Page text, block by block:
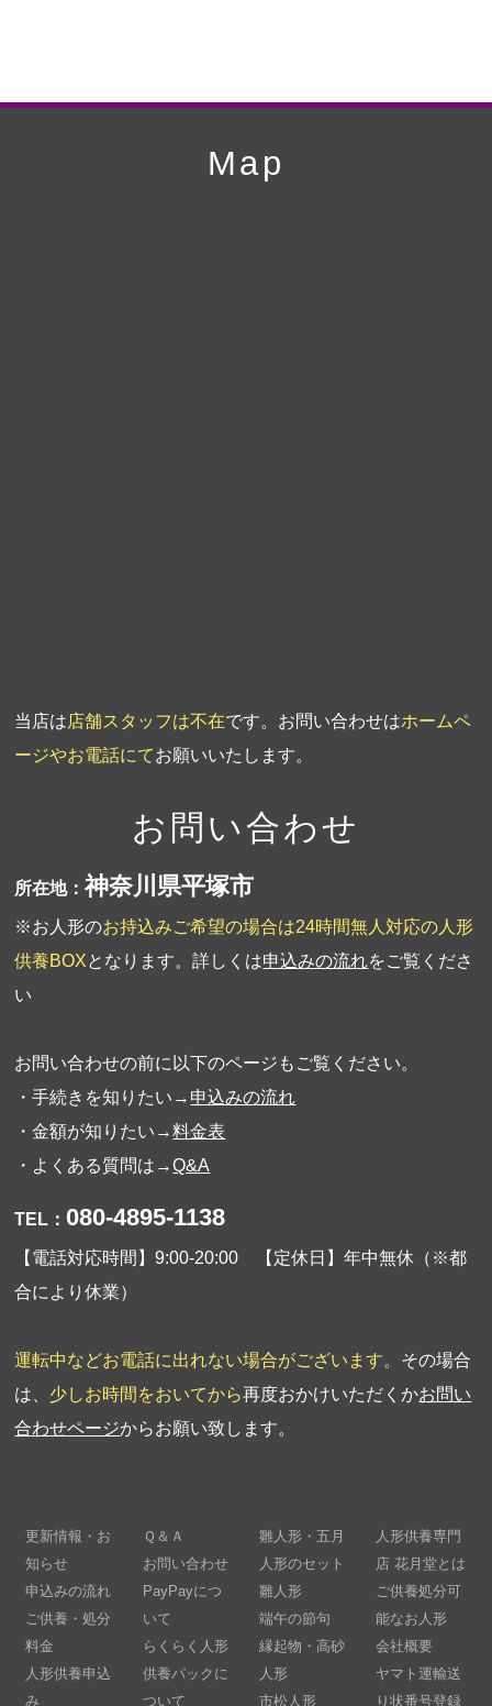
第12回人形供養祭平成22年3月9日
平成21年12月4日
Map
当店は店舗スタッフは不在です。お問い合わせはホームペ
ージやお電話にてお願いいたします。
お問い合わせ
所在地：神奈川県平塚市
※お人形のお持込みご希望の場合は24時間無人対応の人形
供養BOXとなります。詳しくは申込みの流れをご覧くださ
い
お問い合わせの前に以下のページもご覧ください。
・手続きを知りたい→ 申込みの流れ
・金額が知りたい→料金表
・よくある質問は→Q&A
TEL： 080-4895-1138
【電話対応時間】9:00-20:00 【定休日】年中無休（※都
合により休業）
運転中などお電話に出れない場合がございます。 その場合
は、 少しお時間をおいてから再度おかけいただくかお問い
合わせページからお願い致します。
更新情報・お
知らせ
申込みの流れ
ご供養・処分
料金
人形供養申込
み
Ｑ＆Ａ
お問い合わせ
PayPayにつ
いて
らくらく人形
供養パックに
ついて
雛人形・五月
人形のセット
雛人形
端午の節句
縁起物・高砂
人形
市松人形
人形供養専門
店 花月堂とは
ご供養処分可
能なお人形
会社概要
ヤマト運輸送
り状番号登録